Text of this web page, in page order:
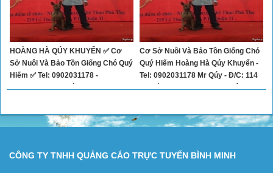
Làm Đẹp
Thời Trang
Việc Làm
Dịch Vụ
HOÀNG HÀ QÚY KHUYỂN ✅ Cơ
Sở Nuôi Và Bảo Tồn Giống Chó Quý
Hiếm ✅ Tel: 0902031178 -
0993637393 Mr Qúy ✅ Đ/c: 114B
Cơ Sở Nuôi Và Bảo Tồn Giống Chó
Quý Hiếm Hoàng Hà Qúy Khuyển -
Tel: 0902031178 Mr Qúy - Đ/C: 114
B đường TX 22, P. Thạnh Xuân,
CÔNG TY TNHH QUẢNG CÁO TRỰC TUYẾN BÌNH MINH